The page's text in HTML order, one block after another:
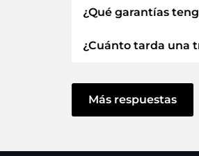
Utilizamos SEPA
¿Qué garantías
Siempre le
Dominio.
Recuperarás tu
¿Cuánto tarda una
La transferencia de
actúe sin demora y
Más respuestas